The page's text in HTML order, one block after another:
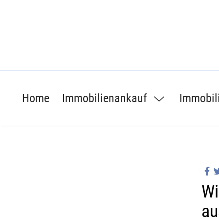
Home Immobilienankauf